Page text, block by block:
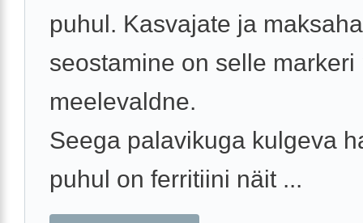
puhul. Kasvajate ja
seostamine on selle markeri
meelevaldne.
Seega palavikuga kulgeva
puhul on ferritiini näit ...